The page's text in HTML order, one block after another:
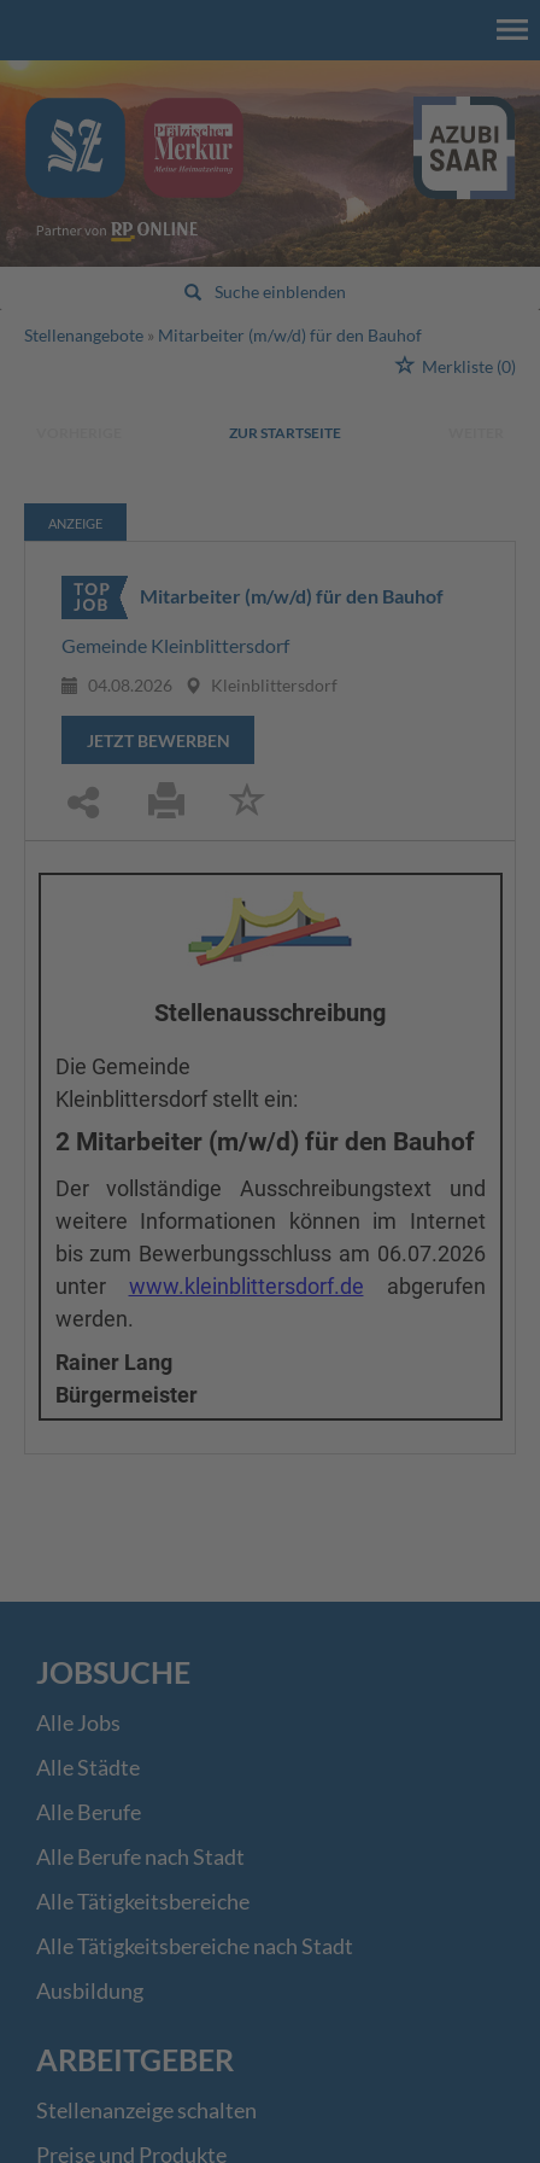
Suche einblenden
Stellenangebote
Mitarbeiter (m/w/d) für den Bauhof
Merkliste (0)
ZUR STARTSEITE
ANZEIGE
Mitarbeiter (m/w/d) für den Bauhof
Gemeinde Kleinblittersdorf
04.08.2026 Kleinblittersdorf
JETZT BEWERBEN
JOBSUCHE
Alle Jobs
Alle Städte
Alle Berufe
Alle Berufe nach Stadt
Alle Tätigkeitsbereiche
Alle Tätigkeitsbereiche nach Stadt
Ausbildung
ARBEITGEBER
Stellenanzeige schalten
Preise und Produkte